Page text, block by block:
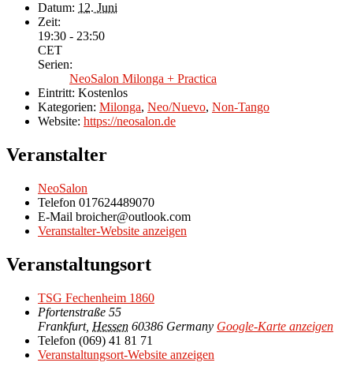
Datum: 12. Juni
Zeit:
19:30 - 23:50
CET
Serien:
NeoSalon Milonga + Practica
Eintritt: Kostenlos
Kategorien: Milonga, Neo/Nuevo, Non-Tango
Website: https://neosalon.de
Veranstalter
NeoSalon
Telefon 017624489070
E-Mail broicher@outlook.com
Veranstalter-Website anzeigen
Veranstaltungsort
TSG Fechenheim 1860
Pfortenstraße 55
Frankfurt, Hessen 60386 Germany Google-Karte anzeigen
Telefon (069) 41 81 71
Veranstaltungsort-Website anzeigen